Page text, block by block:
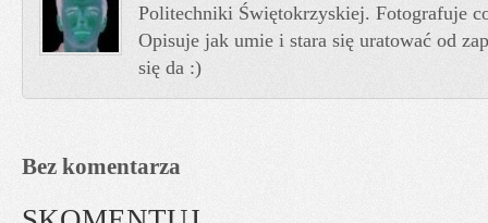
Politechniki Świętokrzyskiej. Fotografuje
Opisuje jak umie i stara się uratować od
się da :)
Bez komentarza